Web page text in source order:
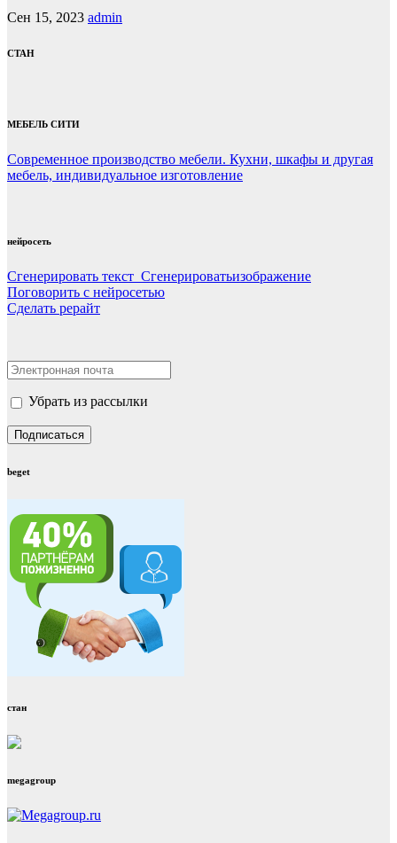
Сен 15, 2023 admin
СТАН
МЕБЕЛЬ СИТИ
Современное производство мебели. Кухни, шкафы и другая
мебель, индивидуальное изготовление
нейросеть
Сгенерировать текст Сгенерироватьизображение
Поговорить с нейросетью
Сделать рерайт
Убрать из рассылки
beget
стан
megagroup